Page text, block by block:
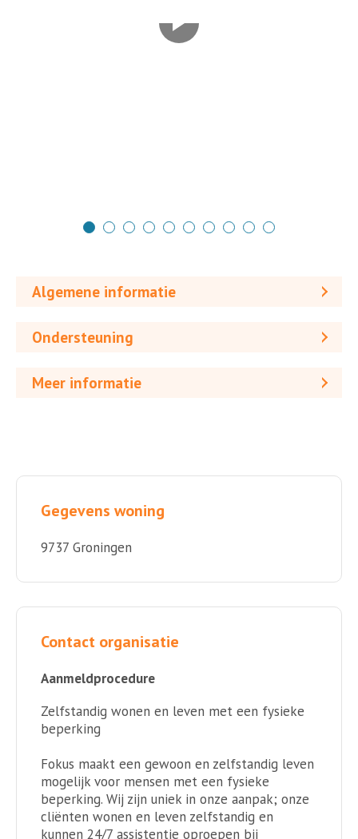
Algemene informatie
Ondersteuning
Meer informatie
Gegevens woning
9737 Groningen
Contact organisatie
Aanmeldprocedure
Zelfstandig wonen en leven met een fysieke
beperking
Fokus maakt een gewoon en zelfstandig leven
mogelijk voor mensen met een fysieke
beperking. Wij zijn uniek in onze aanpak; onze
cliënten wonen en leven zelfstandig en
kunnen 24/7 assistentie oproepen bij